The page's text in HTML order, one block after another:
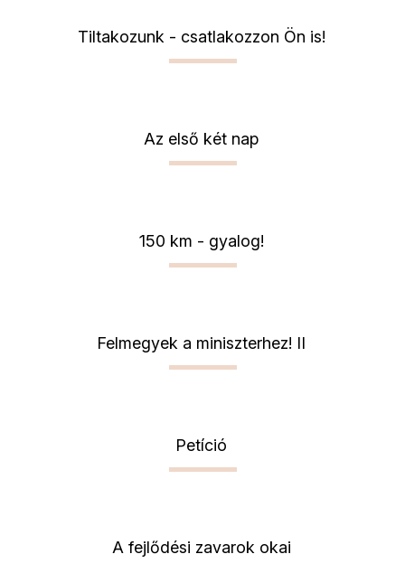
Tiltakozunk - csatlakozzon Ön is!
Az első két nap
150 km - gyalog!
Felmegyek a miniszterhez! II
Petíció
A fejlődési zavarok okai